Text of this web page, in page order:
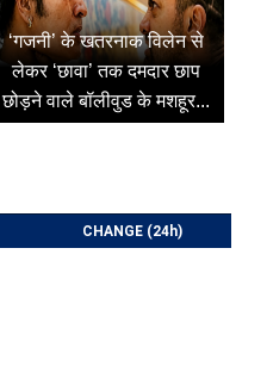
‘गजनी’ के खतरनाक विलेन से
लेकर ‘छावा’ तक दमदार छाप
छोड़ने वाले बॉलीवुड के मशहूर...